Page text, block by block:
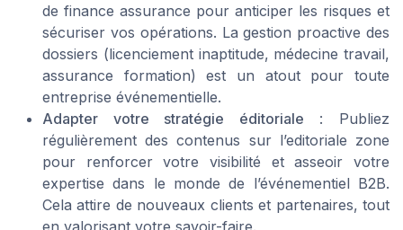
de finance assurance pour anticiper les risques et
sécuriser vos opérations. La gestion proactive des
dossiers (licenciement inaptitude, médecine travail,
assurance formation) est un atout pour toute
entreprise événementielle.
Adapter votre stratégie éditoriale : Publiez
régulièrement des contenus sur l’editoriale zone
pour renforcer votre visibilité et asseoir votre
expertise dans le monde de l’événementiel B2B.
Cela attire de nouveaux clients et partenaires, tout
en valorisant votre savoir-faire.